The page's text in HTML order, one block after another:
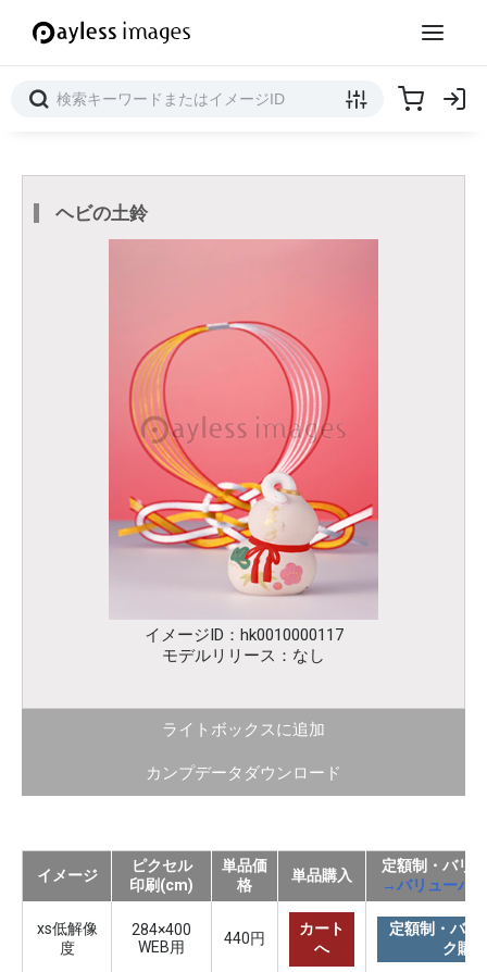
ヘビの土鈴
イメージID：hk0010000117
モデルリリース：なし
ライトボックスに追加
カンプデータダウンロード
イメージ
ピクセル
印刷(cm)
単品価
格
単品購入
定額制・バリ
→バリューパ
xs低解像
度
284×400
WEB用
440円
カート
へ
定額制・バリ
ク購入